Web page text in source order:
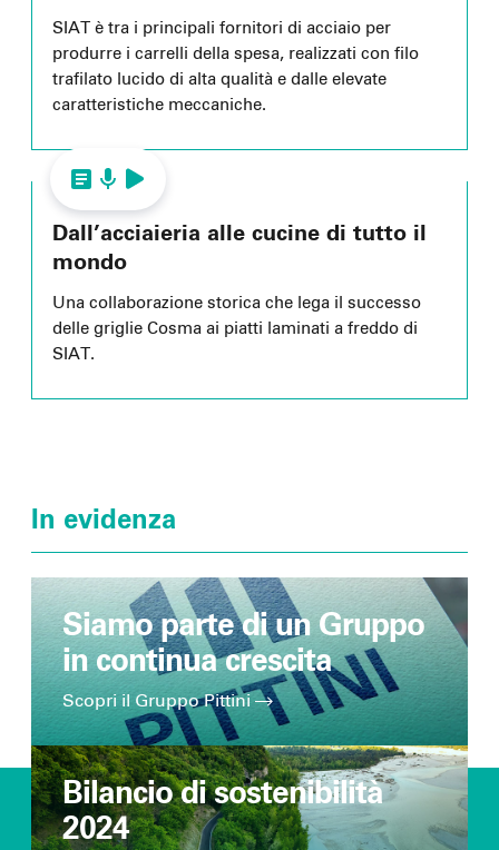
SIAT è tra i principali fornitori di acciaio per
produrre i carrelli della spesa, realizzati con filo
trafilato lucido di alta qualità e dalle elevate
caratteristiche meccaniche.
Dall’acciaieria alle cucine di tutto il
mondo
Una collaborazione storica che lega il successo
delle griglie Cosma ai piatti laminati a freddo di
SIAT.
In evidenza
Siamo parte di un Gruppo
in continua crescita
Scopri il Gruppo Pittini
Bilancio di sostenibilità
2024